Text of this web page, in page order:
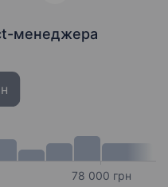
менеджера
78 000 грн